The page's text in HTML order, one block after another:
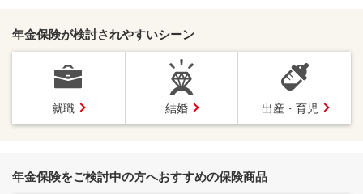
年金保険が検討されやすいシーン
就職 結婚 出産・育児
年金保険をご検討中の方へおすすめの保険商品